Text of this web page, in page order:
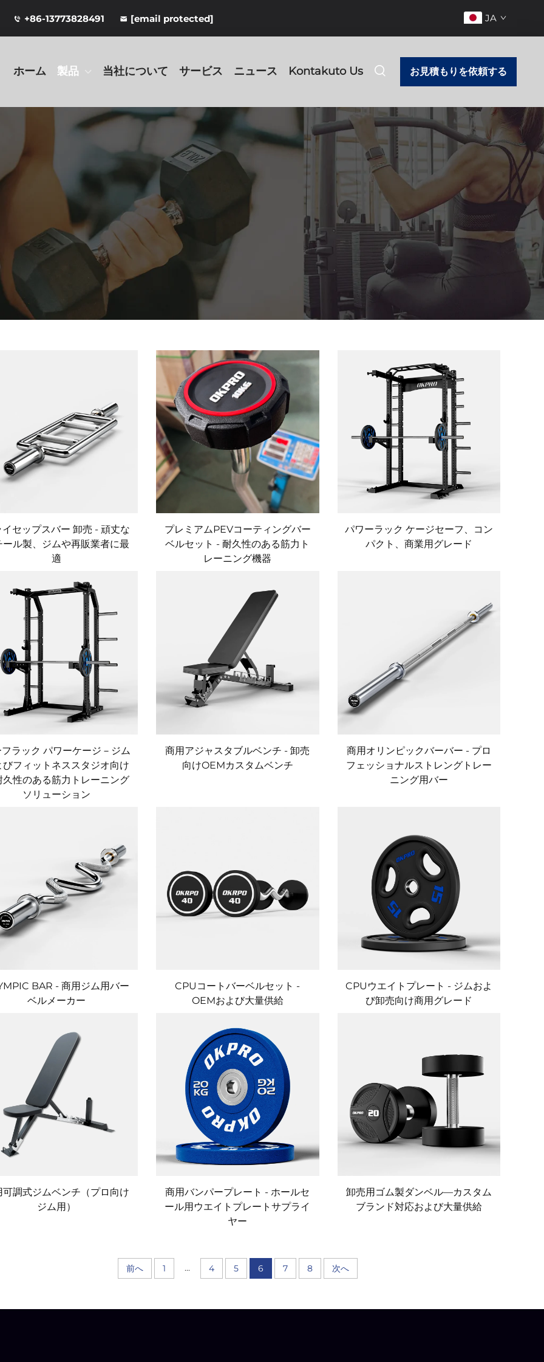
+86-13773828491 [email protected] JA
ホーム 製品 当社について サービス ニュース Kontakuto Us お見積もりを依頼する
イセップスバー 卸売 - 頑丈な
ール製、ジムや再販業者に最
適
プレミアムPEVコーティングバー
ベルセット - 耐久性のある筋力ト
レーニング機器
パワーラック ケージセーフ、コン
パクト、商業用グレード
ラック パワーケージ－ジム
びフィットネススタジオ向け
久性のある筋力トレーニング
ソリューション
商用アジャスタブルベンチ - 卸売
向けOEMカスタムベンチ
商用オリンピックバーバー - プロ
フェッショナルストレングトレー
ニング用バー
BAR - 商用ジム用バー
ベルメーカー
CPUコートバーベルセット -
OEMおよび大量供給
CPUウエイトプレート - ジムおよ
び卸売向け商用グレード
可調式ジムベンチ（プロ向け
ジム用）
商用バンパープレート - ホールセ
ール用ウエイトプレートサプライ
ヤー
卸売用ゴム製ダンベル―カスタム
ブランド対応および大量供給
前へ 1 ... 4 5 6 7 8 次へ